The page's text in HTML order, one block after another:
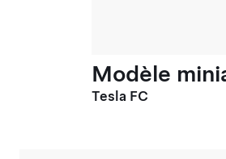
Modèle
Tesla FC